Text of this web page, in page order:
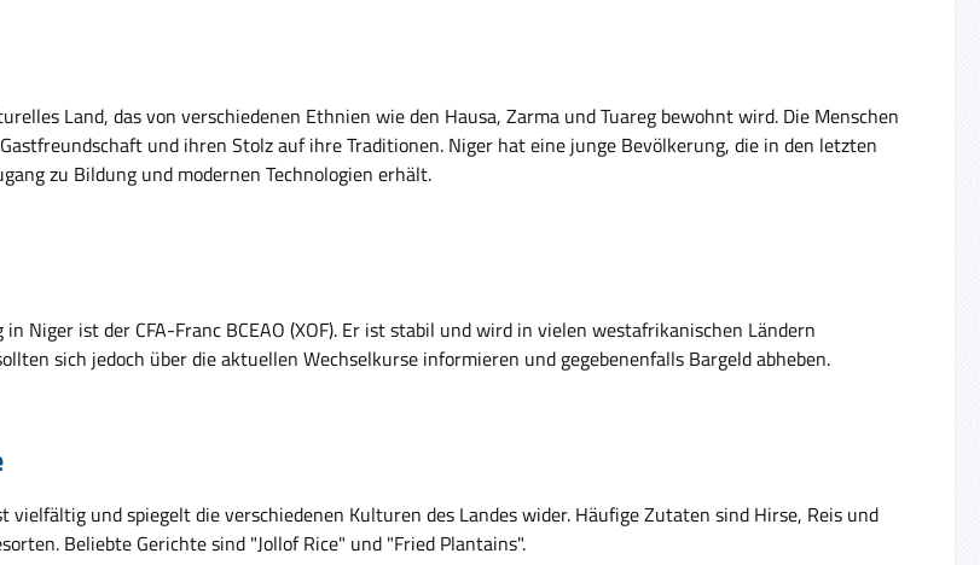
Land, das von verschiedenen Ethnien wie den Hausa, Zarma und Tuareg bewohnt wird. Die Menschen
und ihren Stolz auf ihre Traditionen. Niger hat eine junge Bevölkerung, die in den letzten
zu Bildung und modernen Technologien erhält.
Niger ist der CFA-Franc BCEAO (XOF). Er ist stabil und wird in vielen westafrikanischen Ländern
sich jedoch über die aktuellen Wechselkurse informieren und gegebenenfalls Bargeld abheben.
vielfältig und spiegelt die verschiedenen Kulturen des Landes wider. Häufige Zutaten sind Hirse, Reis und
Beliebte Gerichte sind "Jollof Rice" und "Fried Plantains".